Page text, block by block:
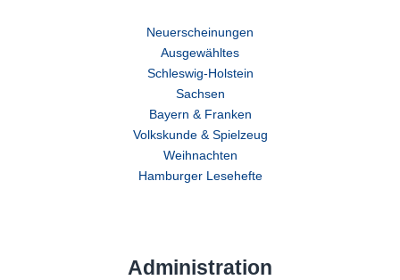
Neuerscheinungen
Ausgewähltes
Schleswig-Holstein
Sachsen
Bayern & Franken
Volkskunde & Spielzeug
Weihnachten
Hamburger Lesehefte
Administration